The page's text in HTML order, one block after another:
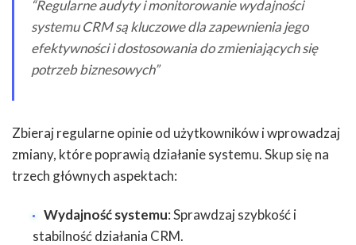
“Regularne audyty i monitorowanie wydajności
systemu CRM są kluczowe dla zapewnienia jego
efektywności i dostosowania do zmieniających się
potrzeb biznesowych”
Zbieraj regularne opinie od użytkowników i wprowadzaj
zmiany, które poprawią działanie systemu. Skup się na
trzech głównych aspektach:
Wydajność systemu: Sprawdzaj szybkość i
stabilność działania CRM.